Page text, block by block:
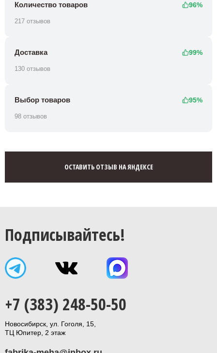
Количество товаров 96%
217 отзывов
Доставка 99%
130 отзывов
Выбор товаров 95%
98 отзывов
ОСТАВИТЬ ОТЗЫВ НА ЯНДЕКСЕ
Подписывайтесь!
+7 (383) 248-50-50
Новосибирск, ул. Гоголя, 15,
ТЦ Юпитер, 2 этаж